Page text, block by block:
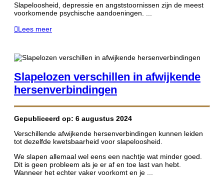
Slapeloosheid, depressie en angststoornissen zijn de meest
voorkomende psychische aandoeningen. ...
Lees meer
Slapelozen verschillen in afwijkende
hersenverbindingen
Gepubliceerd op: 6 augustus 2024
Verschillende afwijkende hersenverbindingen kunnen leiden
tot dezelfde kwetsbaarheid voor slapeloosheid.
We slapen allemaal wel eens een nachtje wat minder goed.
Dit is geen probleem als je er af en toe last van hebt.
Wanneer het echter vaker voorkomt en je ...